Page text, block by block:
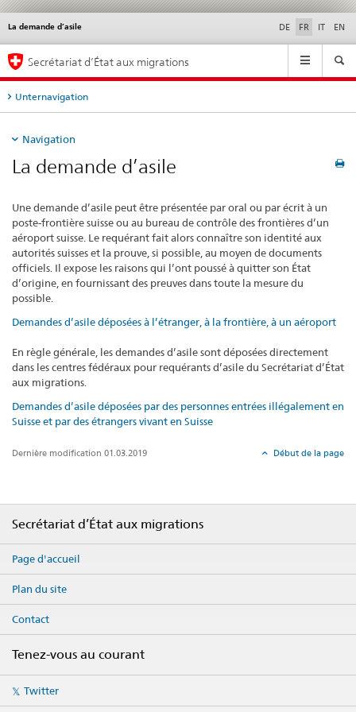
La demande d’asile DE FR IT EN
Service
Navigation
Secrétariat d’État aux migrations
Unternavigation
Navigation
La demande d’asile
Une demande d’asile peut être présentée par oral ou par écrit à un
poste-frontière suisse ou au bureau de contrôle des frontières d’un
aéroport suisse. Le requérant fait alors connaître son identité aux
autorités suisses et la prouve, si possible, au moyen de documents
officiels. Il expose les raisons qui l’ont poussé à quitter son État
d’origine, en fournissant des preuves dans toute la mesure du
possible.
Demandes d’asile déposées à l’étranger, à la frontière, à un aéroport
En règle générale, les demandes d’asile sont déposées directement
dans les centres fédéraux pour requérants d’asile du Secrétariat d’État
aux migrations.
Demandes d’asile déposées par des personnes entrées illégalement en
Suisse et par des étrangers vivant en Suisse
Dernière modification 01.03.2019 Début de la page
Secrétariat d’État aux migrations
Page d'accueil
Plan du site
Contact
Tenez-vous au courant
mediaTwitter